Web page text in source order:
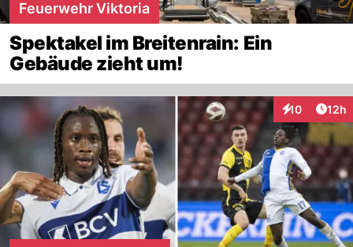
Feuerwehr Viktoria
Spektakel im Breitenrain: Ein
Gebäude zieht um!
10
Interaktionen
12h